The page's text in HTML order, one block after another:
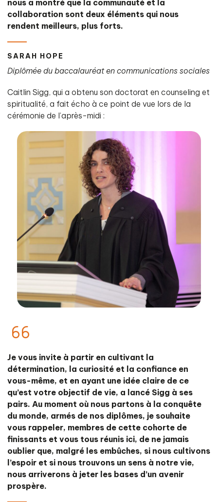
nous a montré que la communauté et la
collaboration sont deux éléments qui nous
rendent meilleurs, plus forts.
SARAH HOPE
Diplômée du baccalauréat en communications sociales
Caitlin Sigg, qui a obtenu son doctorat en counseling et
spiritualité, a fait écho à ce point de vue lors de la
cérémonie de l’après-midi :
Je vous invite à partir en cultivant la
détermination, la curiosité et la confiance en
vous-même, et en ayant une idée claire de ce
qu’est votre objectif de vie, a lancé Sigg à ses
pairs. Au moment où nous partons à la conquête
du monde, armés de nos diplômes, je souhaite
vous rappeler, membres de cette cohorte de
finissants et vous tous réunis ici, de ne jamais
oublier que, malgré les embûches, si nous cultivons
l’espoir et si nous trouvons un sens à notre vie,
nous arriverons à jeter les bases d’un avenir
prospère.